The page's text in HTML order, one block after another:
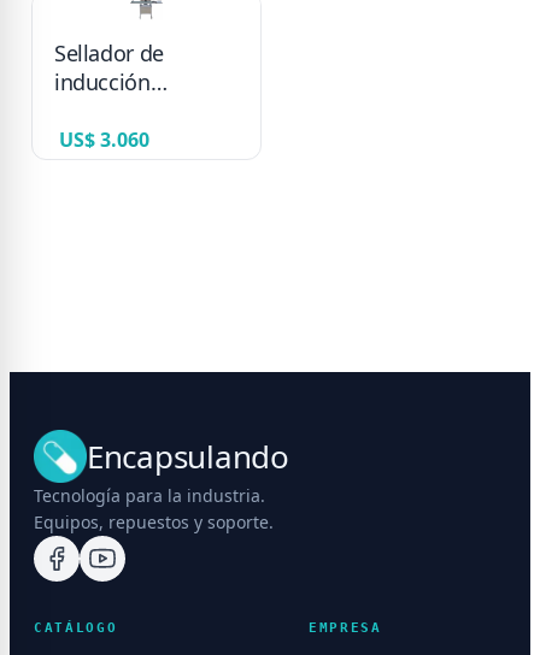
Sellador de
inducción
US$ 3.060
Encapsulando
Tecnología para la industria.
Equipos, repuestos y soporte.
CATÁLOGO EMPRESA